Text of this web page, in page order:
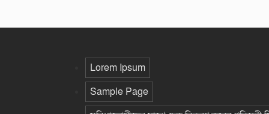
Lorem Ipsum
Sample Page